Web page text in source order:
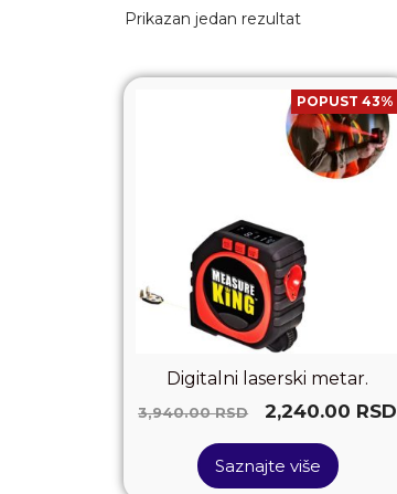
Prikazan jedan rezultat
POPUST 43%
Digitalni laserski metar.
3,940.00RSD 2,240.00 RSD
Saznajte više